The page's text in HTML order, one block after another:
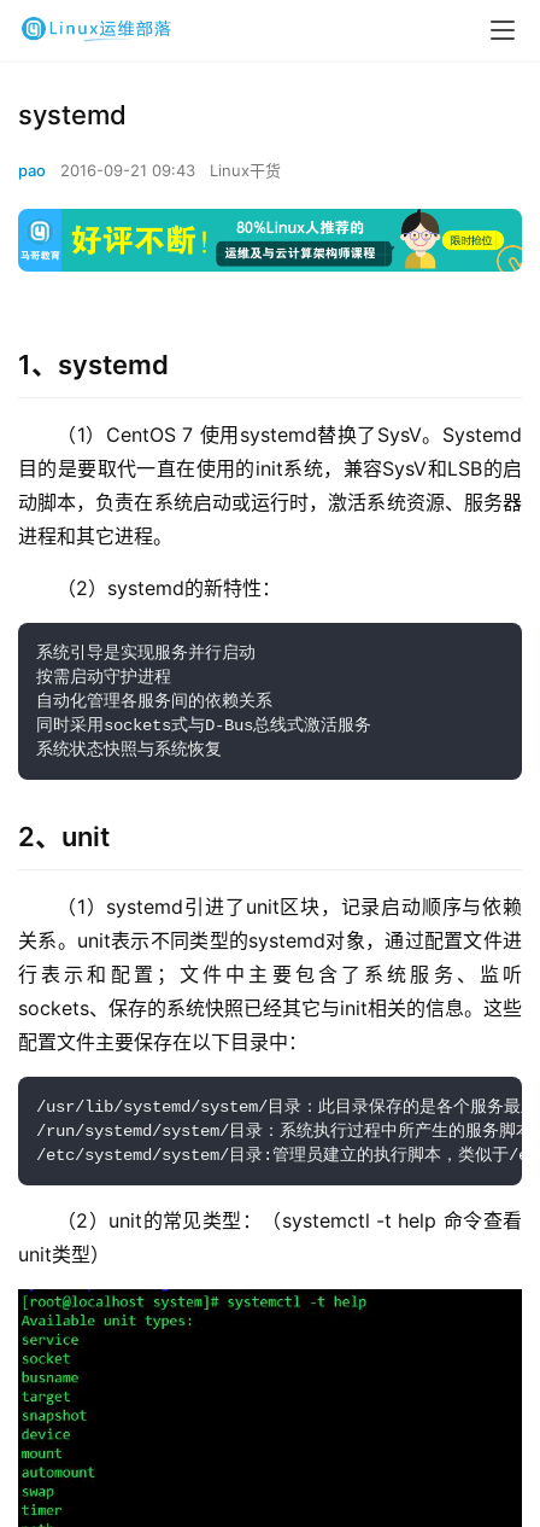
systemd
pao 2016-09-21 09:43 Linux干货
1、systemd
（1）CentOS 7 使用systemd替换了SysV。Systemd
目的是要取代一直在使用的init系统，兼容SysV和LSB的启
动脚本，负责在系统启动或运行时，激活系统资源、服务器
进程和其它进程。
（2）systemd的新特性：
系统引导是实现服务并行启动
按需启动守护进程
自动化管理各服务间的依赖关系
同时采用sockets式与D-Bus总线式激活服务
系统状态快照与系统恢复
2、unit
（1）systemd引进了unit区块，记录启动顺序与依赖
关系。unit表示不同类型的systemd对象，通过配置文件进
行表示和配置；文件中主要包含了系统服务、监听
sockets、保存的系统快照已经其它与init相关的信息。这些
配置文件主要保存在以下目录中：
/usr/lib/systemd/system/目录：此目录保存的是各个服务最
/run/systemd/system/目录：系统执行过程中所产生的服务脚本
/etc/systemd/system/目录:管理员建立的执行脚本，类似于/
（2）unit的常见类型：（systemctl -t help 命令查看
unit类型）